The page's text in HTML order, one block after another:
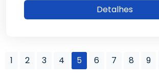
Detalhes
1 2 3 4 5 6 7 8 9